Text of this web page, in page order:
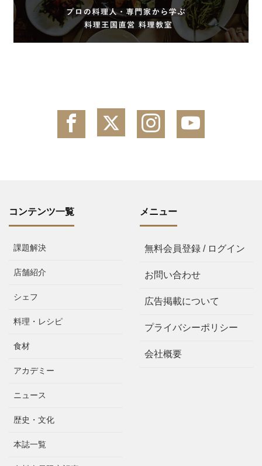
コンテンツ一覧
課題解決
店舗紹介
シェフ
料理・レシピ
食材
アカデミー
ニュース
歴史・文化
本誌一覧
メニュー
無料会員登録 / ログイン
お問い合わせ
広告掲載について
プライバシーポリシー
会社概要